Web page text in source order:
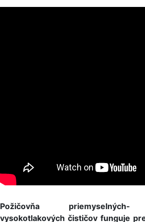
Požičovňa priemyselných-
vysokotlakových čističov funguje